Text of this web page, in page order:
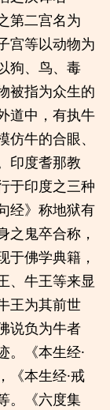
第二宫名为
宫等以动物为
狗、鸟、毒
被指为众生的
道中，有执牛
牛的合眼、
印度耆那教
于印度之三种
经》称地狱有
之鬼卒合称，
于佛学典籍，
、牛王等来显
王为其前世
说负为牛者
。《本生经·
《本生经·戒
。《六度集